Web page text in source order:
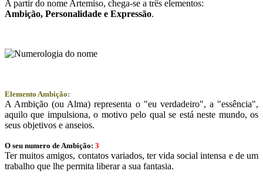
A partir do nome Artemiso, chega-se a três elementos:
Ambição, Personalidade e Expressão.
Elemento Ambição:
A Ambição (ou Alma) representa o "eu verdadeiro", a "essência",
aquilo que impulsiona, o motivo pelo qual se está neste mundo, os
seus objetivos e anseios.
O seu numero de Ambição: 3
Ter muitos amigos, contatos variados, ter vida social intensa e de um
trabalho que lhe permita liberar a sua fantasia.